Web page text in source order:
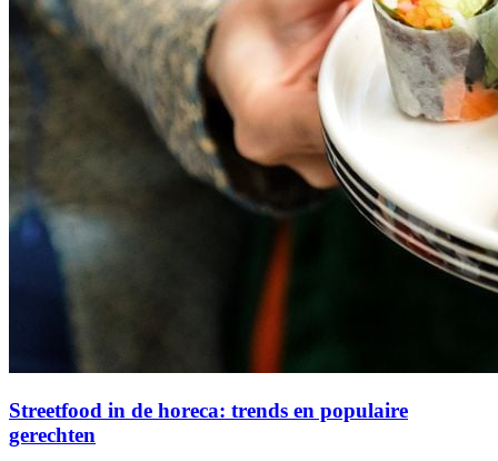
Streetfood in de horeca: trends en populaire
gerechten